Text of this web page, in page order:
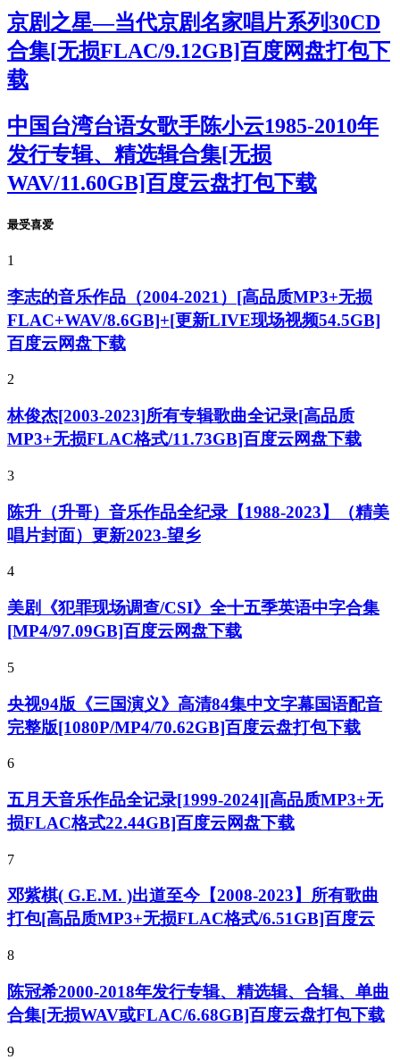
京剧之星—当代京剧名家唱片系列30CD
合集[无损FLAC/9.12GB]百度网盘打包下
载
中国台湾台语女歌手陈小云1985-2010年
发行专辑、精选辑合集[无损
WAV/11.60GB]百度云盘打包下载
最受喜爱
1
李志的音乐作品（2004-2021）[高品质MP3+无损
FLAC+WAV/8.6GB]+[更新LIVE现场视频54.5GB]
百度云网盘下载
2
林俊杰[2003-2023]所有专辑歌曲全记录[高品质
MP3+无损FLAC格式/11.73GB]百度云网盘下载
3
陈升（升哥）音乐作品全纪录【1988-2023】（精美
唱片封面）更新2023-望乡
4
美剧《犯罪现场调查/CSI》全十五季英语中字合集
[MP4/97.09GB]百度云网盘下载
5
央视94版《三国演义》高清84集中文字幕国语配音
完整版[1080P/MP4/70.62GB]百度云盘打包下载
6
五月天音乐作品全记录[1999-2024][高品质MP3+无
损FLAC格式22.44GB]百度云网盘下载
7
邓紫棋( G.E.M. )出道至今【2008-2023】所有歌曲
打包[高品质MP3+无损FLAC格式/6.51GB]百度云
8
陈冠希2000-2018年发行专辑、精选辑、合辑、单曲
合集[无损WAV或FLAC/6.68GB]百度云盘打包下载
9